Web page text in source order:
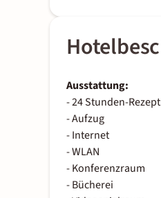
Ausstattung:
- 24 Stunden-
- Aufzug
- Internet
- WLAN
- Konferenzraum
- Bücherei